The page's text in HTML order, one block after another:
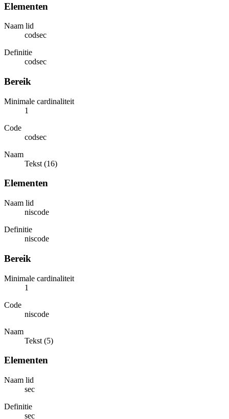
Elementen
Naam lid
codsec
Definitie
codsec
Bereik
Minimale cardinaliteit
1
Code
codsec
Naam
Tekst (16)
Elementen
Naam lid
niscode
Definitie
niscode
Bereik
Minimale cardinaliteit
1
Code
niscode
Naam
Tekst (5)
Elementen
Naam lid
sec
Definitie
sec